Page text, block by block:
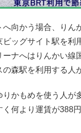
へ向かう場合、りん
ビッグサイト駅を利
ナへはりんかい線
森駅を利用する人
りかもめを使う人が
く何より運賃が388